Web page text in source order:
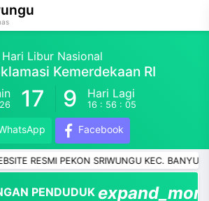
Hari Libur Nasional
Kemerdekaan RI
17 9 Hari Lagi
16 : 56 : 04
Facebook
PEKON SRIWUNGU KEC. BANYUMAS
PENDUDUK